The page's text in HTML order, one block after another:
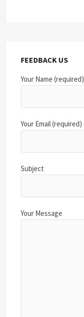
FEEDBACK US
Your Name (required)
Your Email (required)
Subject
Your Message